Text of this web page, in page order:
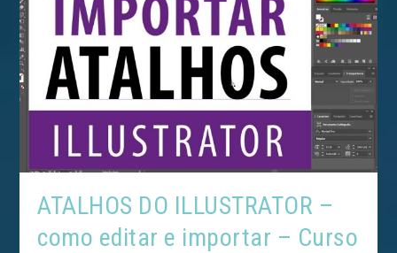
ATALHOS DO ILLUSTRATOR –
como editar e importar – Curso